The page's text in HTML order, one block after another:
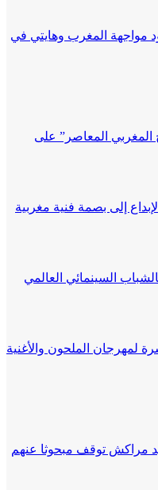
مواجهة المغرب وهايتي في
المعاصر” على
إلى بصمة فنية مغربية
السينمائي العالمي
لمهرجان الملحون والأغنية
مراكش توقف مبحوثا عنهم